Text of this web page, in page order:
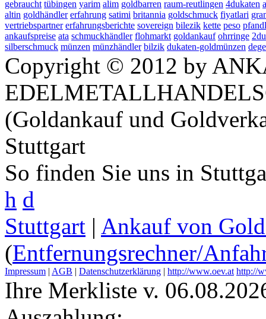
gebraucht tübingen yarim alim goldbarren raum-reutlingen 4dukaten
altin goldhändler erfahrung satimi britannia goldschmuck fiyatlari
vertriebspartner erfahrungsberichte sovereign bilezik kette peso
ankaufspreise ata schmuckhändler flohmarkt goldankauf ohrringe
silberschmuck münzen münzhändler bilzik dukaten-goldmünzen
Copyright © 2012 by
(Goldankauf und
Stuttgart
So finden Sie uns in
h d
Stuttgart | Ankauf von
(Entfernungsrechner/
Impressum | AGB | Datenschutzerklärung | http://www.oev.at http://
Ihre Merkliste v.